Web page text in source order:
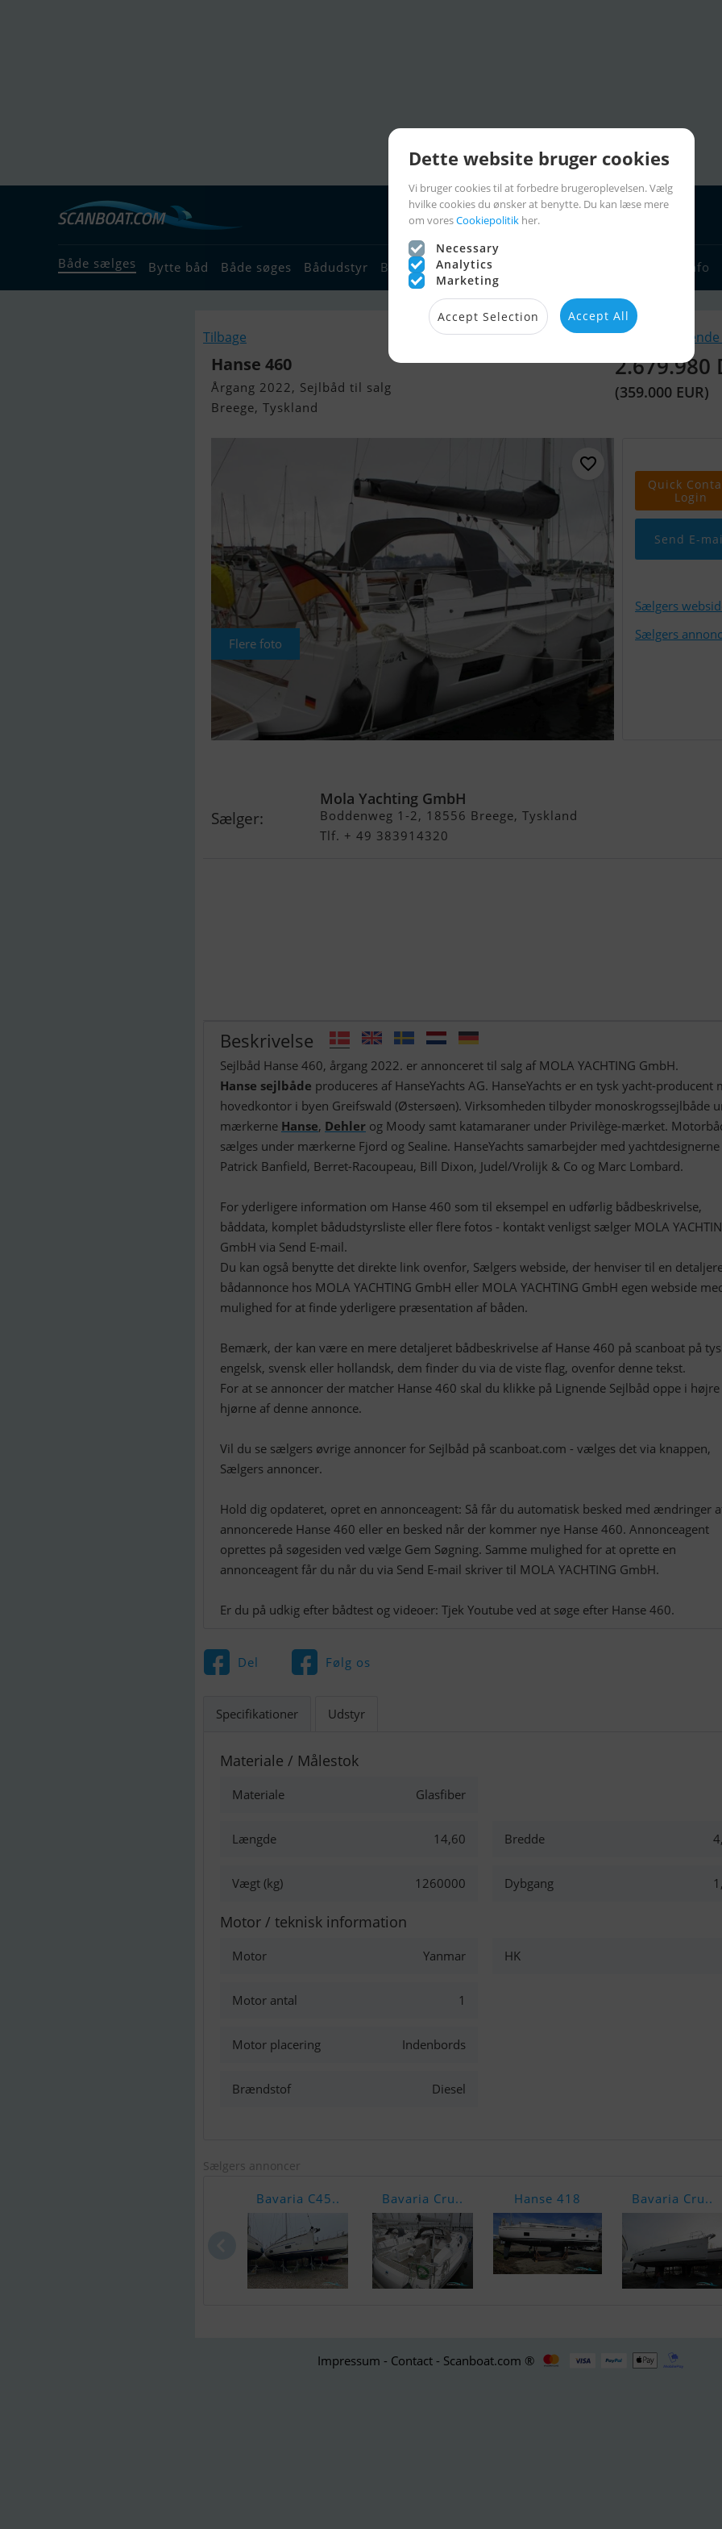
Både sælges Bytte båd Både søges Bådudstyr Bådforhandlere Sejlerlinks Sejlerinfo
Tilbage
Hanse 460
Årgang 2022, Sejlbåd til salg
Breege, Tyskland
2.679.980
(359.000 EUR)
Flere foto
Quick
Login
Send E-
Sælgers
Sælgers
Sælger:
Mola Yachting GmbH
Boddenweg 1-2, 18556 Breege, Tyskland
Tlf. + 49 383914320
Beskrivelse
Hanse sejlbåde produceres af HanseYachts AG. HanseYachts er en tysk yacht-producent
hovedkontor i byen Greifswald (Østersøen). Virksomheden tilbyder monoskrogssejlbåde
mærkerne Hanse, Dehler og Moody samt katamaraner under Privilège-mærket.
sælges under mærkerne Fjord og Sealine. HanseYachts samarbejder med yachtdesignerne
Patrick Banfield, Berret-Racoupeau, Bill Dixon, Judel/Vrolijk & Co og Marc Lombard.
For yderligere information om Hanse 460 som til eksempel en udførlig bådbeskrivelse,
båddata, komplet bådudstyrsliste eller flere fotos - kontakt venligst sælger MOLA
GmbH via Send E-mail.
Du kan også benytte det direkte link ovenfor, Sælgers webside, der henviser til en
bådannonce hos MOLA YACHTING GmbH eller MOLA YACHTING GmbH egen webside
mulighed for at finde yderligere præsentation af båden.
Bemærk, der kan være en mere detaljeret bådbeskrivelse af Hanse 460 på scanboat på
engelsk, svensk eller hollandsk, dem finder du via de viste flag, ovenfor denne tekst.
For at se annoncer der matcher Hanse 460 skal du klikke på Lignende Sejlbåd oppe i højre
hjørne af denne annonce.
Vil du se sælgers øvrige annoncer for Sejlbåd på scanboat.com - vælges det via knappen,
Sælgers annoncer.
Hold dig opdateret, opret en annonceagent: Så får du automatisk besked med ændringer
annoncerede Hanse 460 eller en besked når der kommer nye Hanse 460. Annonceagent
oprettes på søgesiden ved vælge Gem Søgning. Samme mulighed for at oprette en
annonceagent får du når du via Send E-mail skriver til MOLA YACHTING GmbH.
Del Følg os
Specifikationer Udstyr
Materiale / Målestok
Materiale Glasfiber
Længde 14,60 Bredde
Vægt (kg) 1260000 Dybgang
Motor / teknisk information
Motor Yanmar HK
Motor antal 1
Motor placering Indenbords
Brændstof Diesel
Sælgers annoncer
Bavaria C45.. Bavaria Cru.. Hanse 418 Bavaria Cru..
Impressum - Contact - Scanboat.com ®
Dette website bruger cookies
Vi bruger cookies til at forbedre brugeroplevelsen. Vælg
hvilke cookies du ønsker at benytte. Du kan læse mere
om voresCookiepolitik her.
Necessary
Analytics
Marketing
Accept Selection Accept All